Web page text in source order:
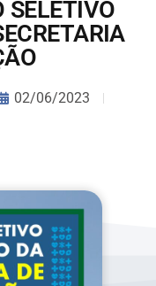
SELETIVO
02/06/2023